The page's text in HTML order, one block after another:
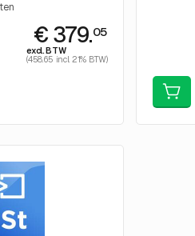
€ 379.05
excl. BTW
(458.65 incl. 21% BTW)